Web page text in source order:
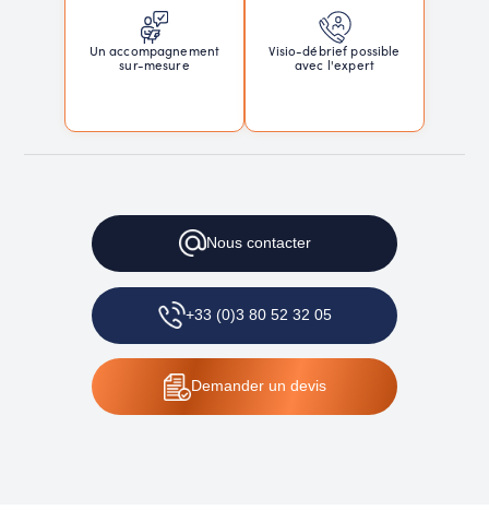
Un accompagnement
sur-mesure
Visio-débrief possible
avec l'expert
Nouscontacter
+33 (0)3 80 52 32 05
Demanderun devis